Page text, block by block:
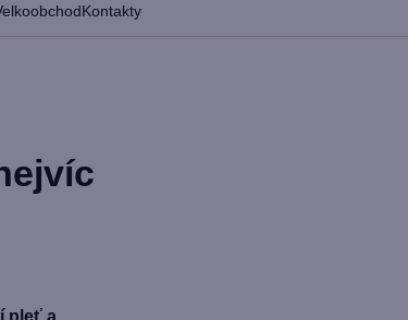
Kontakty
pleť a